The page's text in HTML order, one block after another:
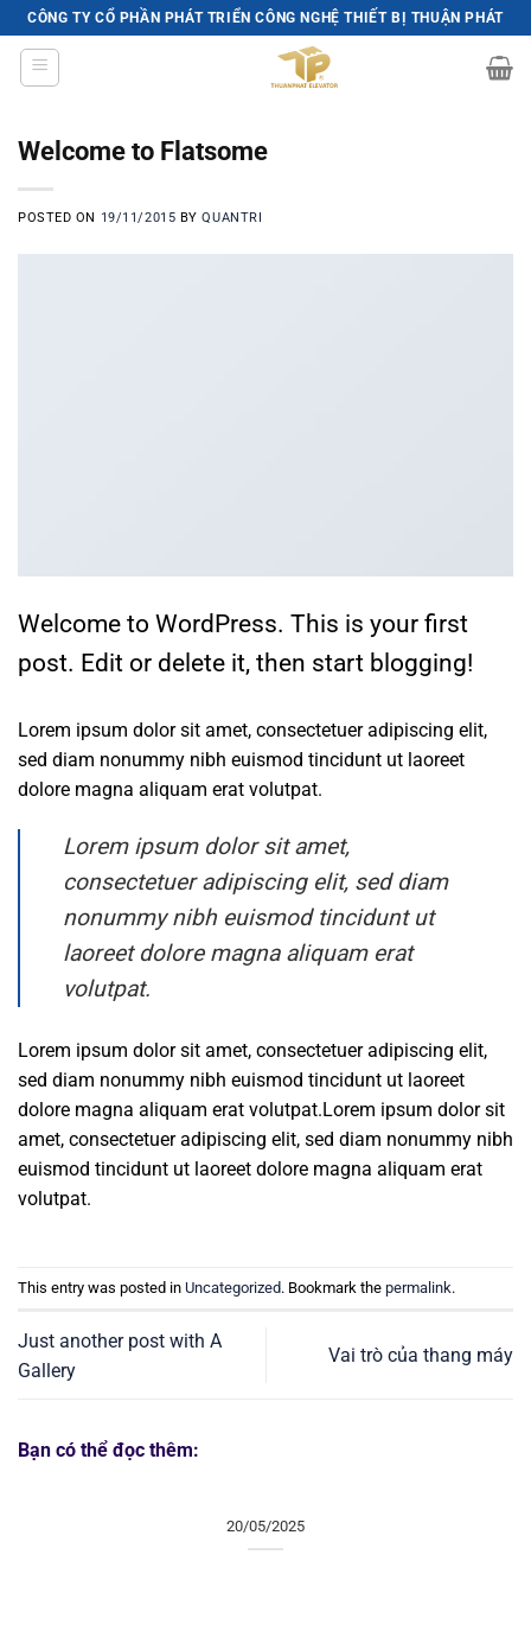
Skip
to
content
CÔNG TY CỔ PHẦN PHÁT TRIỂN CÔNG NGHỆ THIẾT BỊ THUẬN PHÁT
Welcome to Flatsome
POSTED ON 19/11/2015 BYQUANTRI
Welcome to WordPress. This is your first
post. Edit or delete it, then start blogging!
Lorem ipsum dolor sit amet, consectetuer adipiscing elit,
sed diam nonummy nibh euismod tincidunt ut laoreet
dolore magna aliquam erat volutpat.
Lorem ipsum dolor sit amet,
consectetuer adipiscing elit, sed diam
nonummy nibh euismod tincidunt ut
laoreet dolore magna aliquam erat
volutpat.
Lorem ipsum dolor sit amet, consectetuer adipiscing elit,
sed diam nonummy nibh euismod tincidunt ut laoreet
dolore magna aliquam erat volutpat.Lorem ipsum dolor sit
amet, consectetuer adipiscing elit, sed diam nonummy nibh
euismod tincidunt ut laoreet dolore magna aliquam erat
volutpat.
This entry was posted in Uncategorized. Bookmark the permalink.
Just another post with A
Gallery
Vai trò của thang máy
Bạn có thể đọc thêm:
20/05/2025